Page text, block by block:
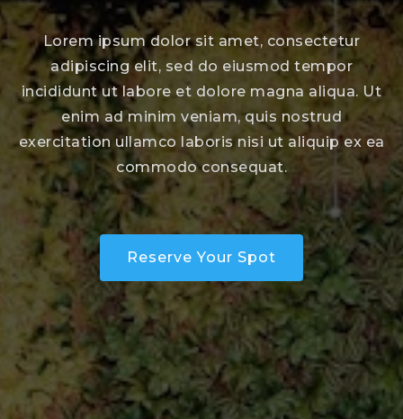
Lorem ipsum dolor sit amet, consectetur
adipiscing elit, sed do eiusmod tempor
incididunt ut labore et dolore magna aliqua. Ut
enim ad minim veniam, quis nostrud
exercitation ullamco laboris nisi ut aliquip ex ea
commodo consequat.
Reserve Your Spot